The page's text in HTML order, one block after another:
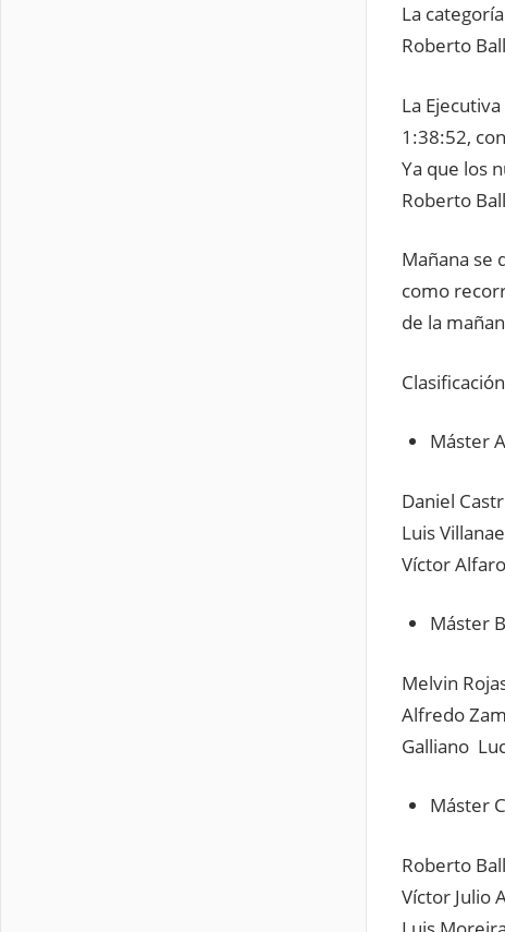
La
Roberto
La
1:38:52,
Ya que los
Roberto
Mañana se
como
de la
Máster A
Daniel
Luis
Víctor
Máster B
Melvin
Alfredo
Máster C
Roberto
Víctor